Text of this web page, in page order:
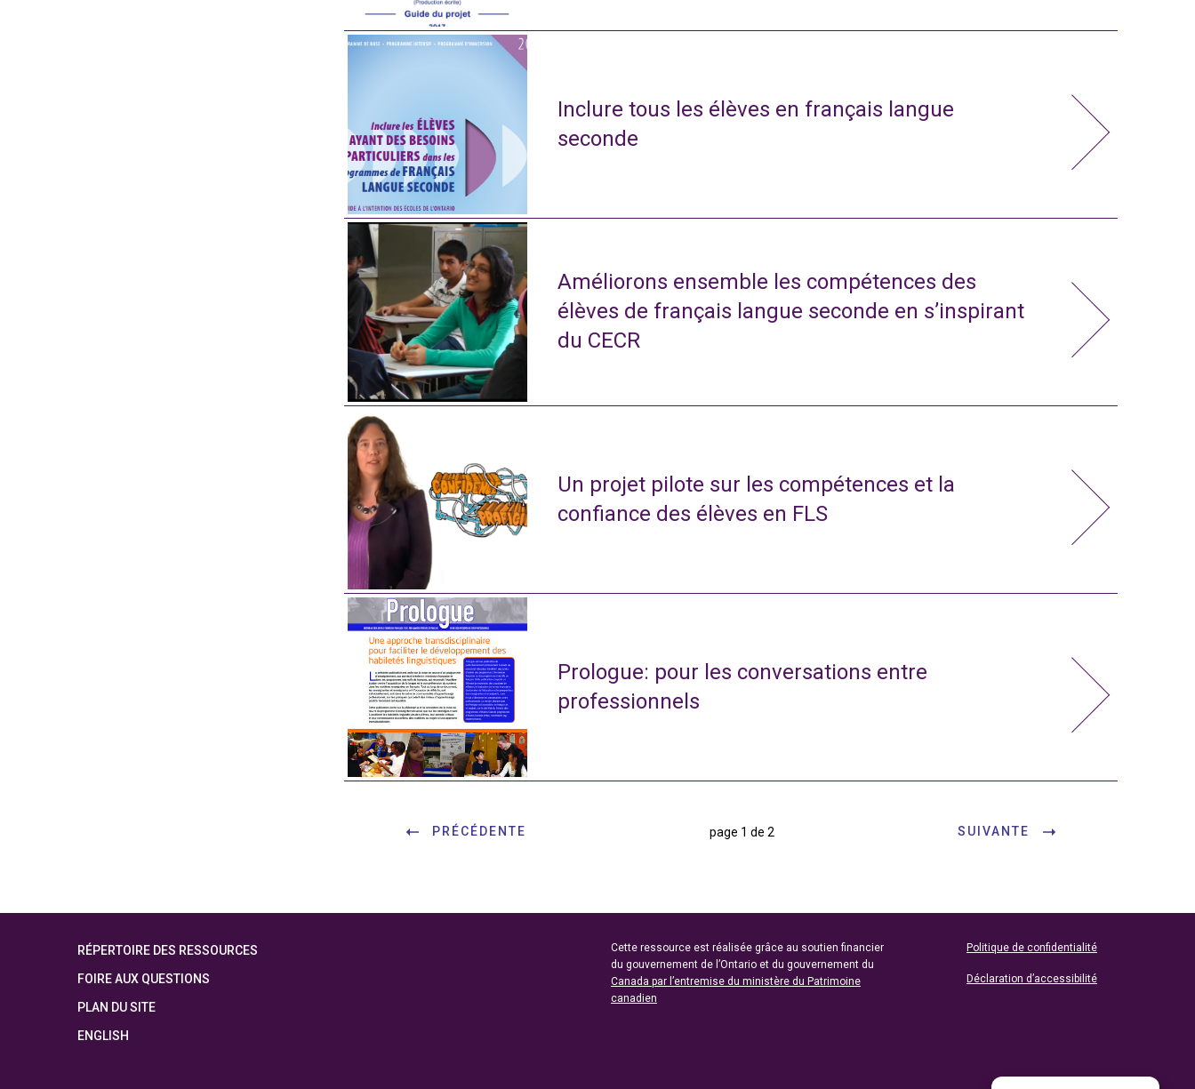
Inclure tous les élèves en français langue
seconde
Améliorons ensemble les compétences des
élèves de français langue seconde en s’inspirant
du CECR
Un projet pilote sur les compétences et la
confiance des élèves en FLS
Prologue: pour les conversations entre
professionnels
PRÉCÉDENTE page 1 de 2 SUIVANTE
RÉPERTOIRE DES RESSOURCES
FOIRE AUX QUESTIONS
PLAN DU SITE
ENGLISH
Cette ressource est réalisée grâce au soutien financier
du gouvernement de l’Ontario et du gouvernement du
Canada par l’entremise du ministère du Patrimoine
canadien
Politique de confidentialité
Déclaration d’accessibilité